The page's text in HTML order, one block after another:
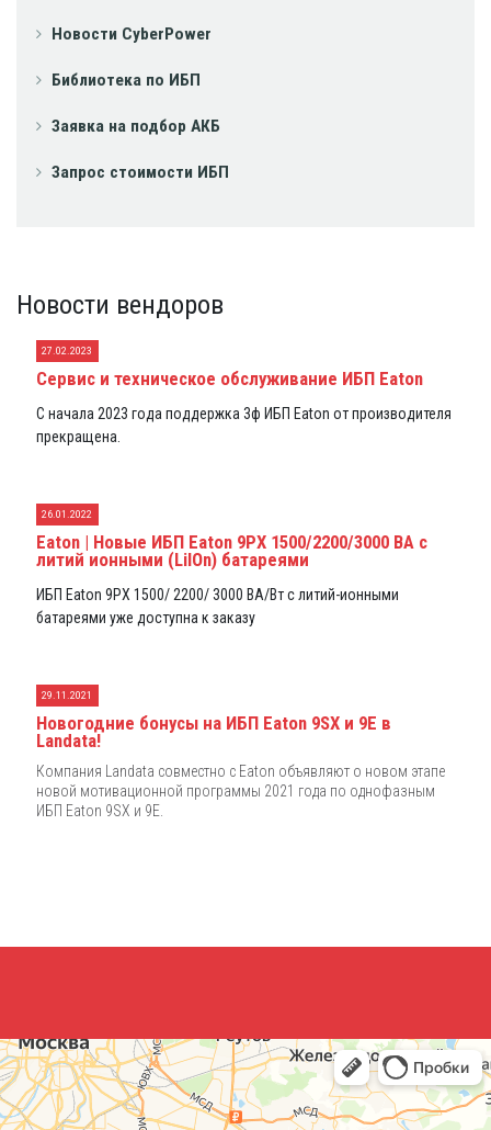
Новости CyberPower
Библиотека по ИБП
Заявка на подбор АКБ
Запрос стоимости ИБП
Новости вендоров
27.02.2023
Сервис и техническое обслуживание ИБП Eaton
С начала 2023 года поддержка 3ф ИБП Eaton от производителя
прекращена.
26.01.2022
Eaton | Новые ИБП Eaton 9PX 1500/2200/3000 ВА с
литий ионными (LiIOn) батареями
ИБП Eaton 9PX 1500/ 2200/ 3000 ВА/Вт с литий-ионными
батареями уже доступна к заказу
29.11.2021
Новогодние бонусы на ИБП Eaton 9SX и 9E в
Landata!
Компания Landata совместно с Eaton объявляют о новом этапе
новой мотивационной программы 2021 года по однофазным
ИБП Eaton 9SX и 9E.